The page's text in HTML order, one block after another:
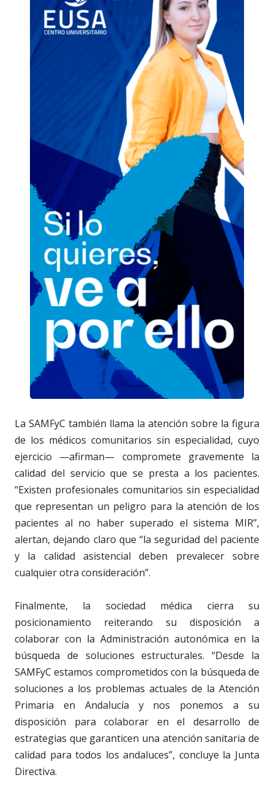
La SAMFyC también llama la atención sobre la figura
de los médicos comunitarios sin especialidad, cuyo
ejercicio —afirman— compromete gravemente la
calidad del servicio que se presta a los pacientes.
“Existen profesionales comunitarios sin especialidad
que representan un peligro para la atención de los
pacientes al no haber superado el sistema MIR”,
alertan, dejando claro que “la seguridad del paciente
y la calidad asistencial deben prevalecer sobre
cualquier otra consideración”.
Finalmente, la sociedad médica cierra su
posicionamiento reiterando su disposición a
colaborar con la Administración autonómica en la
búsqueda de soluciones estructurales. “Desde la
SAMFyC estamos comprometidos con la búsqueda de
soluciones a los problemas actuales de la Atención
Primaria en Andalucía y nos ponemos a su
disposición para colaborar en el desarrollo de
estrategias que garanticen una atención sanitaria de
calidad para todos los andaluces”, concluye la Junta
Directiva.